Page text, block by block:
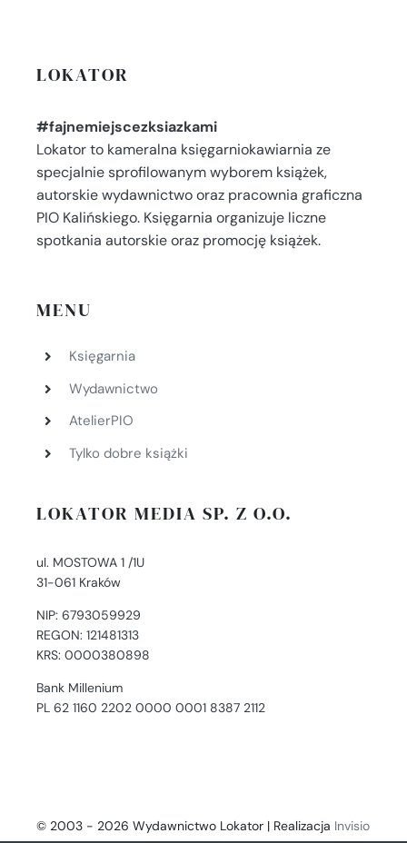
LOKATOR
#fajnemiejscezksiazkami
Lokator to kameralna księgarniokawiarnia ze
specjalnie sprofilowanym wyborem książek,
autorskie wydawnictwo oraz pracownia graficzna
PIO Kalińskiego. Księgarnia organizuje liczne
spotkania autorskie oraz promocję książek.
MENU
Księgarnia
Wydawnictwo
AtelierPIO
Tylko dobre książki
LOKATOR MEDIA SP. Z O.O.
ul. MOSTOWA 1 /1U
31-061 Kraków
NIP: 6793059929
REGON: 121481313
KRS: 0000380898
Bank Millenium
PL 62 1160 2202 0000 0001 8387 2112
© 2003 - 2026 Wydawnictwo Lokator | Realizacja Invisio